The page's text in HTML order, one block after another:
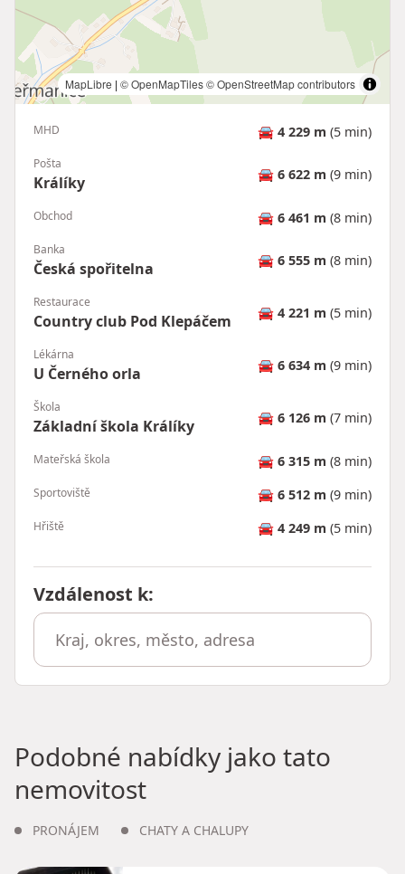
MapLibre | © OpenMapTiles© OpenStreetMap contributors
MHD 🚘 4 229 m (5 min)
Pošta
Králíky 🚘 6 622 m (9 min)
Obchod 🚘 6 461 m (8 min)
Banka
Česká spořitelna 🚘 6 555 m (8 min)
Restaurace
Country club Pod Klepáčem 🚘 4 221 m (5 min)
Lékárna
U Černého orla 🚘 6 634 m (9 min)
Škola
Základní škola Králíky 🚘 6 126 m (7 min)
Mateřská škola 🚘 6 315 m (8 min)
Sportoviště 🚘 6 512 m (9 min)
Hřiště 🚘 4 249 m (5 min)
Vzdálenost k:
Podobné nabídky jako tato
nemovitost
PRONÁJEM CHATY A CHALUPY